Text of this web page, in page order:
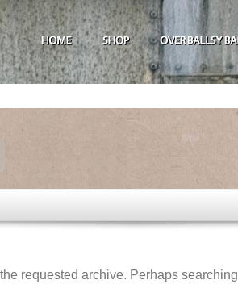
requested archive. Perhaps searching